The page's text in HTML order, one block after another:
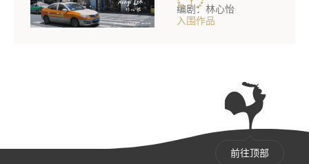
编剧：林心怡
入围作品
前往顶部